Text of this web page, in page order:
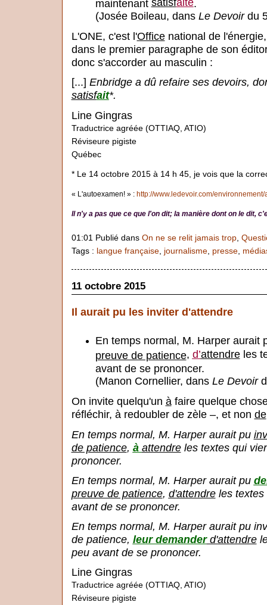
maintenant .
(Josée Boileau, dans Le Devoirdu
L'ONE, c'est l'Officenational de
dans le premier paragraphe de son
donc s'accorder au masculin :
[...] Enbridge a dû refaire ses devoirs,
satisfait*.
Line Gingras
Traductrice agréée (OTTIAQ, ATIO)
Réviseure pigiste
Québec
* Le 14 octobre 2015 à 14 h 45, je vois que la
« L'autoexamen! » : http://www.ledevoir.com/
Il n'y a pas que ce que l'on dit; la manière dont on le dit,
01:01 Publié dans On ne se relit jamais trop,
Tags : langue française, journalisme, presse,
11 octobre 2015
Il aurait pu les inviter d'attendre
En temps normal, M. Harper aurait
preuve de patience, d’attendreles
avant de se prononcer.
(Manon Cornellier, dans Le Devoir
On invite quelqu'un àfaire quelque
réfléchir, à redoubler de zèle –, et non de
En temps normal, M. Harper aurait pu
de patience, à attendreles textes qui
prononcer.
En temps normal, M. Harper aurait pu
preuve de patience, d'attendreles textes
avant de se prononcer.
En temps normal, M. Harper aurait pu
de patience, leur demanderd'attendre
peu avant de se prononcer.
Line Gingras
Traductrice agréée (OTTIAQ, ATIO)
Réviseure pigiste